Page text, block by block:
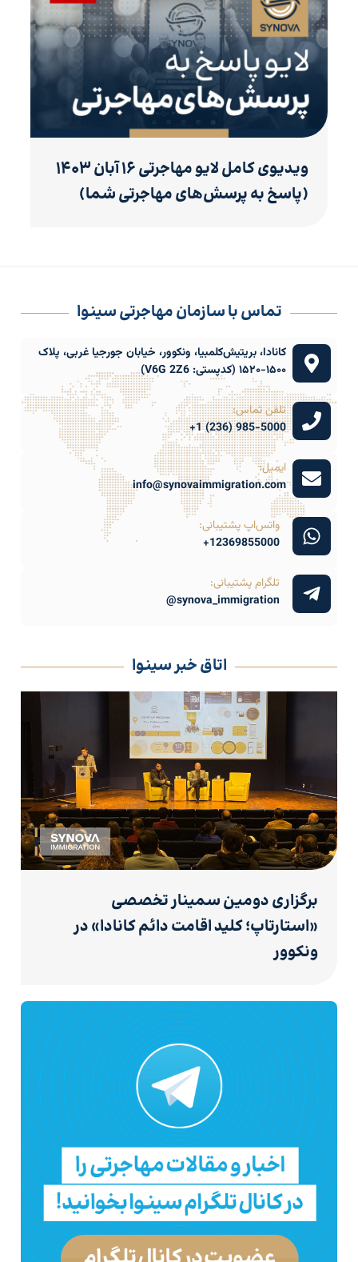
ویدیوی کامل لایو مهاجرتی ۱۶ آبان ۱۴۰۳
(پاسخ به پرسش‌های مهاجرتی شما)
تماس با سازمان مهاجرتی سینوا
کانادا، بریتیش‌کلمبیا، ونکوور، خیابان جورجیا غربی، پلاک
۱۵۰۰-۱۵۲۰ (کدپستی: V6G 2Z6)
تلفن تماس:
985-5000 (236) 1+
ایمیل:
info@synovaimmigration.com
واتس‌اپ پشتیبانی:
12369855000+
تلگرام پشتیبانی:
synova_immigration@
اتاق خبر سینوا
برگزاری دومین سمینار تخصصی
«استارتاپ؛ کلید اقامت دائم کانادا» در
ونکوور